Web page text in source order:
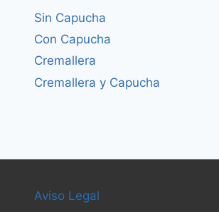
Sin Capucha
Con Capucha
Cremallera
Cremallera y Capucha
Aviso Legal